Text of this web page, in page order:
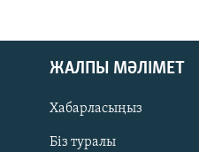
ЖАЛПЫ МӘЛІМЕТ
Хабарласыңыз
Біз туралы